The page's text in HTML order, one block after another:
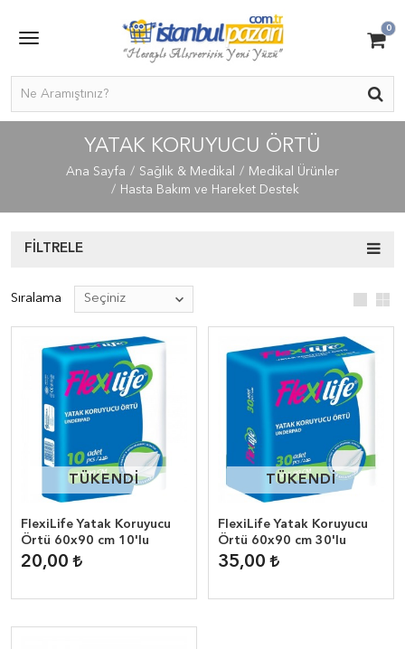
0
YATAK KORUYUCU ÖRTÜ
Ana Sayfa Sağlık & Medikal
Medikal Ürünler
Hasta Bakım ve Hareket Destek
FILTRELE
Sıralama
TÜKENDİ
TÜKENDİ
FlexiLife Yatak Koruyucu
Örtü 60x90 cm 10'lu
20,00
TÜKENDİ
TÜKENDİ
FlexiLife Yatak Koruyucu
Örtü 60x90 cm 30'lu
35,00